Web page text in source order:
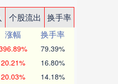
个股流出
换手率
涨幅
换手率
79.39%
20.21% 16.80%
20.03% 14.18%